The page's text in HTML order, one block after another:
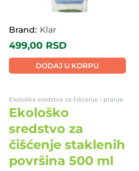
Brand: Klar
499,00 RSD
DODAJ U KORPU
Ekološka sredstva za čišćenje i pranje
Ekološko
sredstvo za
čišćenje staklenih
površina 500 ml